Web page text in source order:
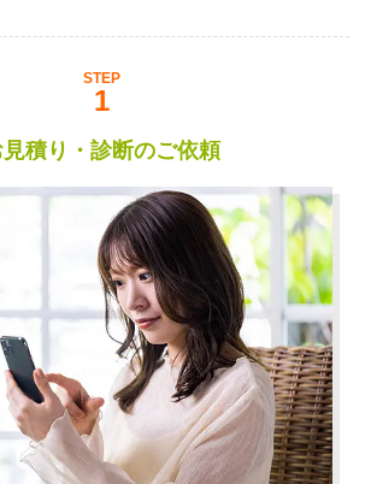
STEP
見積り・診断のご依頼